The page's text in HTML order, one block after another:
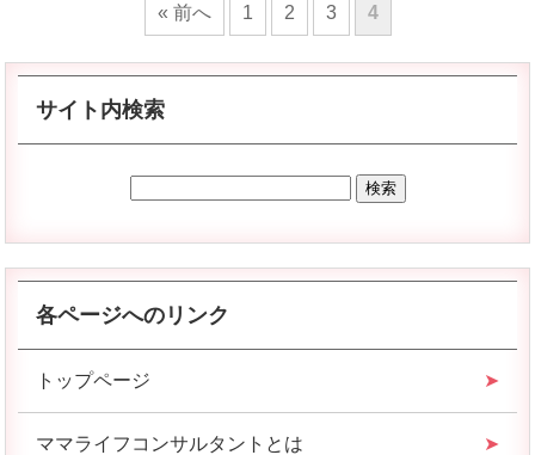
« 前へ 1 2 3 4
サイト内検索
各ページへのリンク
トップページ
ママライフコンサルタントとは